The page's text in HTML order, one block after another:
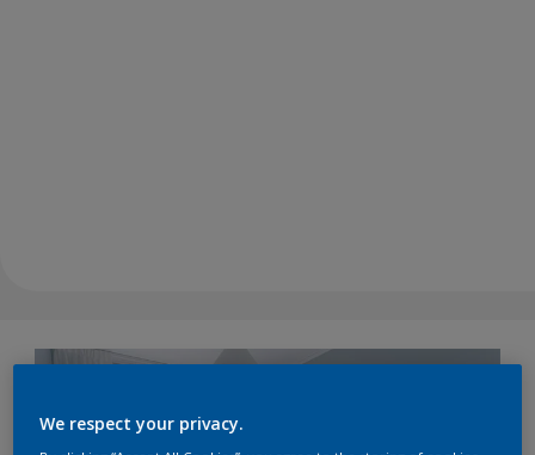
We respect your privacy.